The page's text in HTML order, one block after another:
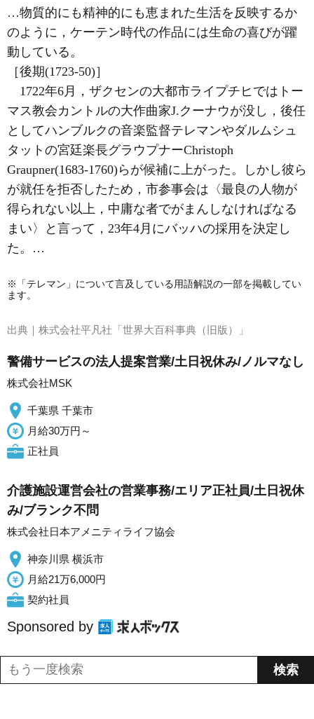
…物質的にも精神的にも恵まれた生活を反映するか
のように，ケーテン時代の作品には生命の喜びが躍
動している。
［後期(1723‐50)］
1722年6月，ザクセンの大都市ライプチヒではトー
マス教会カントルの大作曲家J.クーナウが没し，後任
としてハンブルクの音楽監督テレマンやダルムシュ
タットの宮廷楽長グラウプナーChristoph
Graupner(1683‐1760)らが候補に上がった。しかし彼ら
が就任を拒否したため，市参事会は〈最良の人物が
得られない以上，中庸な者でがまんしなければなる
まい〉と言って，23年4月にバッハの採用を決定し
た。…
※「テレマン」について言及している用語解説の一部を掲載してい
ます。
出典｜ 株式会社平凡社「世界大百科事典（旧版）」
警備サービスの法人提案営業/土日祝休み/ノルマなし
株式会社MSK
千葉県 千葉市
月給30万円～
正社員
介護施設運営会社の営業事務/エリア正社員/土日祝休
み/ブランク不問
株式会社日本アメニティライフ協会
神奈川県 横浜市
月給21万6,000円
契約社員
Sponsored by